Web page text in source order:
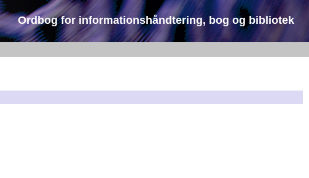
Ordbog for informationshåndtering, bog og bibliotek